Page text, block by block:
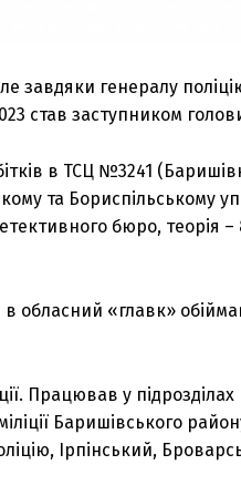
завдяки генералу
став заступником голови
в ТСЦ №3241
та Бориспільському
бюро, теорія –
«главк»
Працював у
Баришівського
Ірпінський,